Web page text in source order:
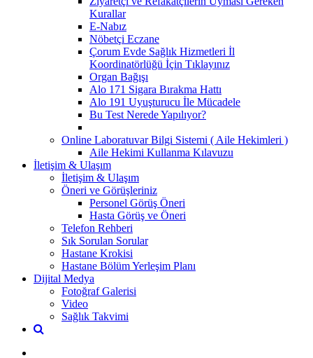
Kurallar
E-Nabız
Nöbetçi Eczane
Çorum Evde Sağlık Hizmetleri İl
Koordinatörlüğü İçin Tıklayınız
Organ Bağışı
Alo 171 Sigara Bırakma Hattı
Alo 191 Uyuşturucu İle Mücadele
Bu Test Nerede Yapılıyor?
Online Laboratuvar Bilgi Sistemi ( Aile Hekimleri )
Aile Hekimi Kullanma Kılavuzu
İletişim & Ulaşım
İletişim & Ulaşım
Öneri ve Görüşleriniz
Personel Görüş Öneri
Hasta Görüş ve Öneri
Telefon Rehberi
Sık Sorulan Sorular
Hastane Krokisi
Hastane Bölüm Yerleşim Planı
Dijital Medya
Fotoğraf Galerisi
Video
Sağlık Takvimi